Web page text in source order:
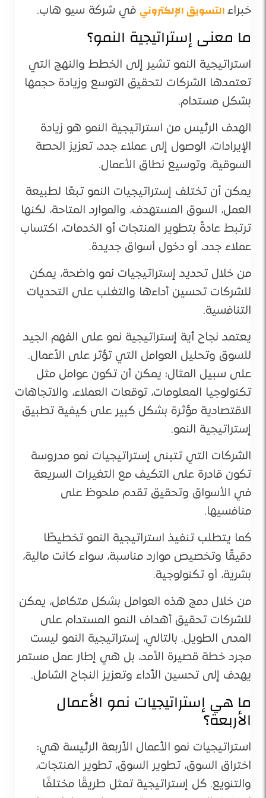
خبراء التسويق الإلكتروني في شركة سيو هاب.
ما معنى إستراتيجية النمو؟
استراتيجية النمو تشير إلى الخطط والنهج التي
تعتمدها الشركات لتحقيق التوسع وزيادة حجمها
بشكل مستدام.
الهدف الرئيس من استراتيجية النمو هو زيادة
الإيرادات، الوصول إلى عملاء جدد، تعزيز الحصة
السوقية، وتوسيع نطاق الأعمال.
يمكن أن تختلف إستراتيجيات النمو تبعًا لطبيعة
العمل، السوق المستهدف، والموارد المتاحة، لكنها
ترتبط عادةً بتطوير المنتجات أو الخدمات، اكتساب
عملاء جدد، أو دخول أسواق جديدة.
من خلال تحديد إستراتيجيات نمو واضحة، يمكن
للشركات تحسين أداءها والتغلب على التحديات
التنافسية.
يعتمد نجاح أية إستراتيجية نمو على الفهم الجيد
للسوق وتحليل العوامل التي تؤثر على الأعمال.
على سبيل المثال: يمكن أن تكون عوامل مثل
تكنولوجيا المعلومات، توقعات العملاء، والاتجاهات
الاقتصادية مؤثرة بشكل كبير على كيفية تطبيق
إستراتيجية النمو.
الشركات التي تتبنى إستراتيجيات نمو مدروسة
تكون قادرة على التكيف مع التغيرات السريعة
في الأسواق وتحقيق تقدم ملحوظ على
منافسيها.
كما يتطلب تنفيذ استراتيجية النمو تخطيطًا
دقيقًا وتخصيص موارد مناسبة، سواء كانت مالية،
بشرية، أو تكنولوجية.
من خلال دمج هذه العوامل بشكل متكامل، يمكن
للشركات تحقيق أهداف النمو المستدام على
المدى الطويل. بالتالي، إستراتيجية النمو ليست
مجرد خطة قصيرة الأمد، بل هي إطار عمل مستمر
يهدف إلى تحسين الأداء وتعزيز النجاح الشامل.
ما هي إستراتيجيات نمو الأعمال
الأربعة؟
استراتيجيات نمو الأعمال الأربعة الرئيسة هي:
اختراق السوق، تطوير السوق، تطوير المنتجات،
والتنويع. كل إستراتيجية تمثل طريقًا مختلفًا